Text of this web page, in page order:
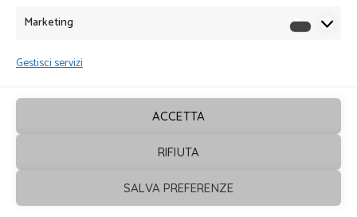
Marketing
Gestisci servizi
ACCETTA
RIFIUTA
SALVA PREFERENZE
Sagrafica© 2026. Tutti i diritti sono